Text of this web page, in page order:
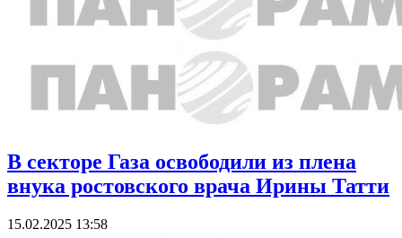
В секторе Газа освободили из плена
внука ростовского врача Ирины Татти
15.02.2025 13:58